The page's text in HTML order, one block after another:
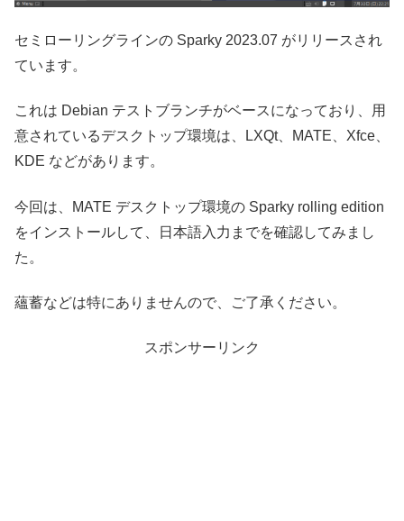
セミローリングラインの Sparky 2023.07 がリリースされ
ています。
これは Debian テストブランチがベースになっており、用
意されているデスクトップ環境は、LXQt、MATE、Xfce、
KDE などがあります。
今回は、MATE デスクトップ環境の Sparky rolling edition
をインストールして、日本語入力までを確認してみまし
た。
蘊蓄などは特にありませんので、ご了承ください。
スポンサーリンク